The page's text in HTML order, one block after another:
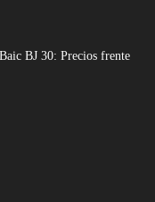
BJ 30: Precios frente